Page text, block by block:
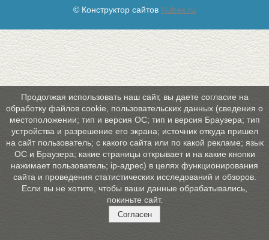
© Конструктор сайтов Nubex.ru
Продолжая использовать наш сайт, вы даете согласие на
обработку файлов cookie, пользовательских данных (сведения о
местоположении; тип и версия ОС; тип и версия Браузера; тип
устройства и разрешение его экрана; источник откуда пришел
на сайт пользователь; с какого сайта или по какой рекламе; язык
ОС и Браузера; какие страницы открывает и на какие кнопки
нажимает пользователь; ip-адрес) в целях функционирования
сайта и проведения статистических исследований и обзоров.
Если вы не хотите, чтобы ваши данные обрабатывались,
покиньте сайт.
Согласен